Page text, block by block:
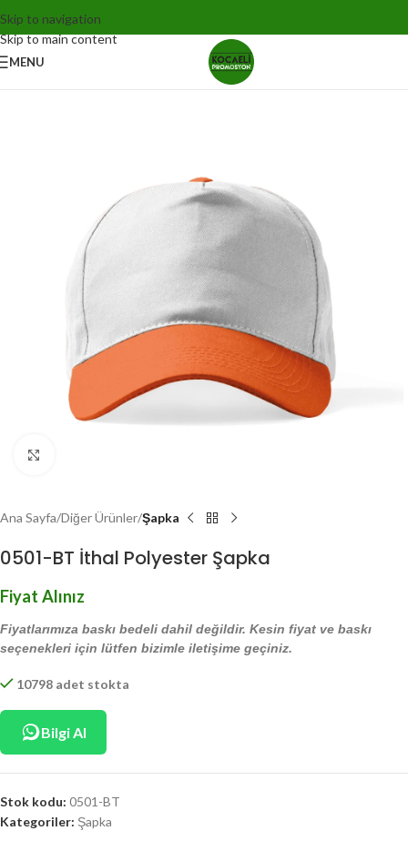
Skip to navigation
Skip to main content
MENU
Ana Sayfa Diğer Ürünler Şapka
0501-BT İthal Polyester Şapka
Fiyat Alınız
Fiyatlarımıza baskı bedeli dahil değildir. Kesin fiyat ve baskı
seçenekleri için lütfen bizimle iletişime geçiniz.
10798 adet stokta
Bilgi Al
Stok kodu: 0501-BT
Kategoriler: Şapka